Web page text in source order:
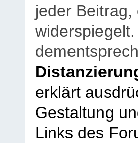
jeder
erklärt
Gestaltung
Links des